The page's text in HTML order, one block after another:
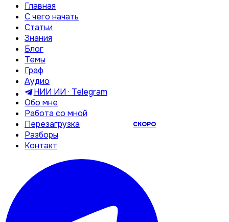
Главная
С чего начать
Статьи
Знания
Блог
Темы
Граф
Аудио
НИИ ИИ · Telegram
Обо мне
Работа со мной
Перезагрузка
СКОРО
Разборы
Контакт